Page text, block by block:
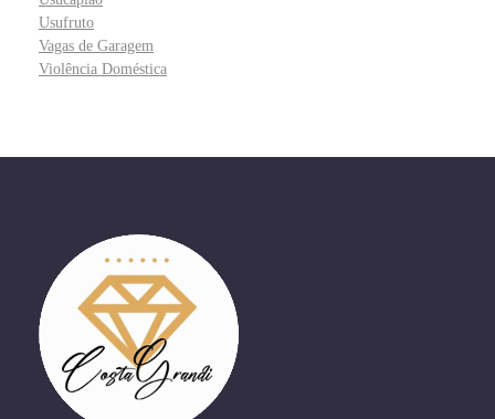
Usufruto
Vagas de Garagem
Violência Doméstica